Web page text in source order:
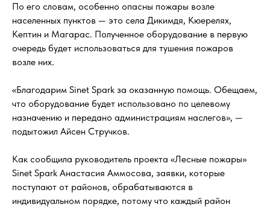
По его словам, особенно опасны пожары возле
населенных пунктов — это села Дикимдя, Кюерелях,
Кептин и Магарас. Полученное оборудование в первую
очередь будет использоваться для тушения пожаров
возле них.
«Благодарим Sinet Spark за оказанную помощь. Обещаем,
что оборудование будет использовано по целевому
назначению и передано администрациям наслегов», —
подытожил Айсен Стручков.
Как сообщила руководитель проекта «Лесные пожары»
Sinet Spark Анастасия Аммосова, заявки, которые
поступают от районов, обрабатываются в
индивидуальном порядке, потому что каждый район